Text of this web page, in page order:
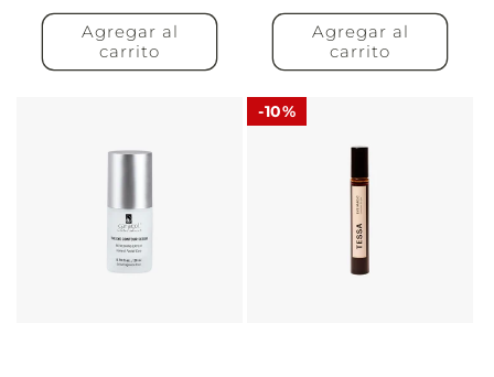
Agregar al
carrito
habitual
Agregar al
carrito
10%
10%